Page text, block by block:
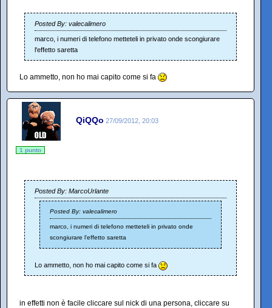
Posted By: valecalimero
marco, i numeri di telefono metteteli in privato onde scongiurare
l'effetto saretta
Lo ammetto, non ho mai capito come si fa
QiQQo 27/09/2012, 20:03
1 punto
Posted By: MarcoUrlante
Posted By: valecalimero
marco, i numeri di telefono metteteli in privato onde
scongiurare l'effetto saretta
Lo ammetto, non ho mai capito come si fa
in effetti non è facile cliccare sul nick di una persona, cliccare su